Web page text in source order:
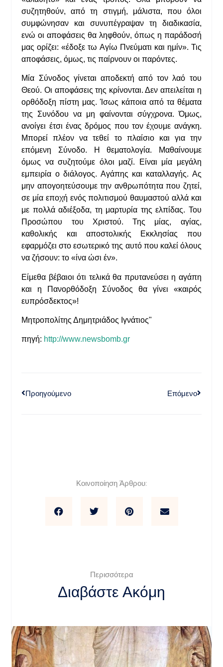
συζητηθούν, από τη στιγμή, μάλιστα, που όλοι
συμφώνησαν και συνυπέγραψαν τη διαδικασία,
ενώ οι αποφάσεις θα ληφθούν, όπως η παράδοσή
μας ορίζει: «έδοξε τω Αγίω Πνεύματι και ημίν». Τις
αποφάσεις, όμως, τις παίρνουν οι παρόντες.
Μία Σύνοδος γίνεται αποδεκτή από τον λαό του
Θεού. Οι αποφάσεις της κρίνονται. Δεν απειλείται η
ορθόδοξη πίστη μας. Ίσως κάποια από τα θέματα
της Συνόδου να μη φαίνονται σύγχρονα. Όμως,
ανοίγει έτσι ένας δρόμος που τον έχουμε ανάγκη.
Μπορεί πλέον να τεθεί το πλαίσιο και για την
επόμενη Σύνοδο. Η θεματολογία. Μαθαίνουμε
όμως να συζητούμε όλοι μαζί. Είναι μία μεγάλη
εμπειρία ο διάλογος. Αγάπης και καταλλαγής. Ας
μην απογοητεύσουμε την ανθρωπότητα που ζητεί,
σε μία εποχή ενός πολιτισμού θαυμαστού αλλά και
με πολλά αδιέξοδα, τη μαρτυρία της ελπίδας. Του
Προσώπου του Χριστού. Της μίας, αγίας,
καθολικής και αποστολικής Εκκλησίας που
εφαρμόζει στο εσωτερικό της αυτό που καλεί όλους
να ζήσουν: το «ίνα ώσι έν».
Είμεθα βέβαιοι ότι τελικά θα πρυτανεύσει η αγάπη
και η Πανορθόδοξη Σύνοδος θα γίνει «καιρός
ευπρόσδεκτος»!
Μητροπολίτης Δημητριάδος Ιγνάτιος"
πηγή: http://www.newsbomb.gr
Προηγούμενο Επόμενο
Κοινοποίηση Άρθρου:
Περισσότερα
Διαβάστε Ακόμη